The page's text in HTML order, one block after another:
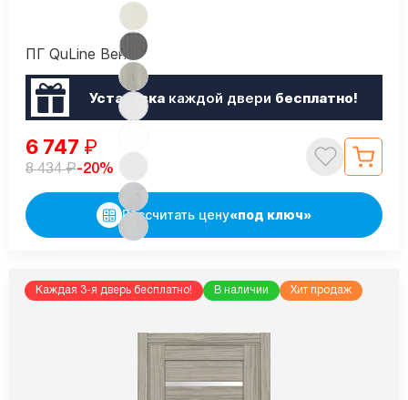
ПГ QuLine Венге
Установкакаждой двери бесплатно!
6 747 ₽
8 434₽-20%
Рассчитать цену«под ключ»
Каждая 3-я дверь бесплатно! В наличии Хит продаж